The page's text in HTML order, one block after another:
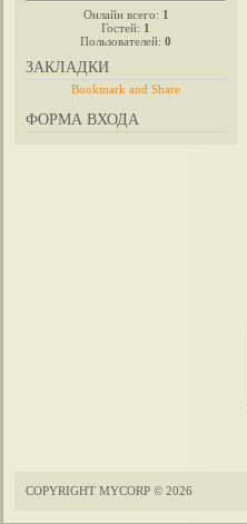
Онлайн всего: 1
Гостей: 1
Пользователей: 0
ЗАКЛАДКИ
ФОРМА ВХОДА
COPYRIGHT MYCORP © 2026